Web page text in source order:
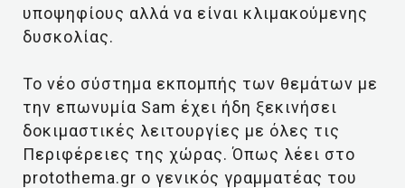
υποψηφίους αλλά να είναι κλιμακούμενης
δυσκολίας.
To νέο σύστημα εκπομπής των θεμάτων με
την επωνυμία Sam έχει ήδη ξεκινήσει
δοκιμαστικές λειτουργίες με όλες τις
Περιφέρειες της χώρας. Όπως λέει στο
protothema.gr ο γενικός γραμματέας του